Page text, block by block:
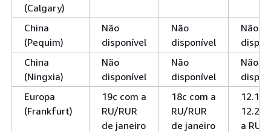
(Calgary)
China
(Pequim)
Não
disponível
Não
disponível
Não
China
(Ningxia)
Não
disponível
Não
disponível
Não
Europa
(Frankfurt)
19c com a
RU/RUR
de janeiro
18c com a
RU/RUR
de janeiro
12.1 e
12.2
a RU/